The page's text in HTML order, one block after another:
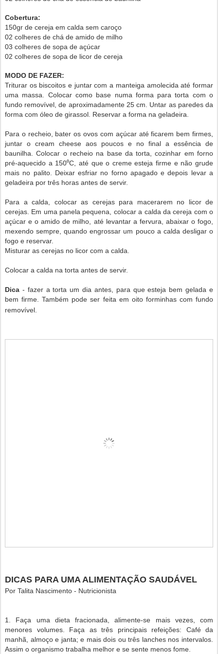
Cobertura:
150gr de cereja em calda sem caroço
02 colheres de chá de amido de milho
03 colheres de sopa de açúcar
02 colheres de sopa de licor de cereja
MODO DE FAZER:
Triturar os biscoitos e juntar com a manteiga amolecida até formar
uma massa. Colocar como base numa forma para torta com o
fundo removível, de aproximadamente 25 cm. Untar as paredes da
forma com óleo de girassol. Reservar a forma na geladeira.
Para o recheio, bater os ovos com açúcar até ficarem bem firmes,
juntar o cream cheese aos poucos e no final a essência de
baunilha. Colocar o recheio na base da torta, cozinhar em forno
pré-aquecido a 150⁰C, até que o creme esteja firme e não grude
mais no palito. Deixar esfriar no forno apagado e depois levar a
geladeira por três horas antes de servir.
Para a calda, colocar as cerejas para macerarem no licor de
cerejas. Em uma panela pequena, colocar a calda da cereja com o
açúcar e o amido de milho, até levantar a fervura, abaixar o fogo,
mexendo sempre, quando engrossar um pouco a calda desligar o
fogo e reservar.
Misturar as cerejas no licor com a calda.
Colocar a calda na torta antes de servir.
Dica - fazer a torta um dia antes, para que esteja bem gelada e
bem firme. Também pode ser feita em oito forminhas com fundo
removível.
DICAS PARA UMA ALIMENTAÇÃO SAUDÁVEL
Por Talita Nascimento - Nutricionista
1. Faça uma dieta fracionada, alimente-se mais vezes, com
menores volumes. Faça as três principais refeições: Café da
manhã, almoço e janta; e mais dois ou três lanches nos intervalos.
Assim o organismo trabalha melhor e se sente menos fome.